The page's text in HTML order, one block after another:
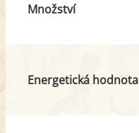
Množství
Energetická hodnota